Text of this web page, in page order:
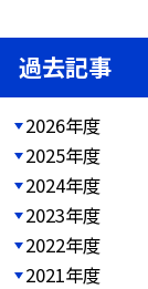
過去記事
2026年度
2025年度
2024年度
2023年度
2022年度
2021年度